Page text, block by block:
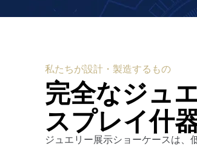
私たちが設計・製造するもの
完全なジュ
スプレイ什
ジュエリー展示ショーケースは、